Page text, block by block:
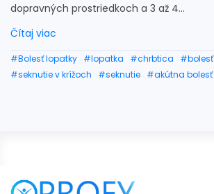
dopravných prostriedkoch a 3 až 4...
Čítaj viac
#Bolesť lopatky #lopatka #chrbtica #bolesť
#seknutie v krížoch
#seknutie #akútna bolesť
#bolesť krížovej chrbtice #krížová chrbtica